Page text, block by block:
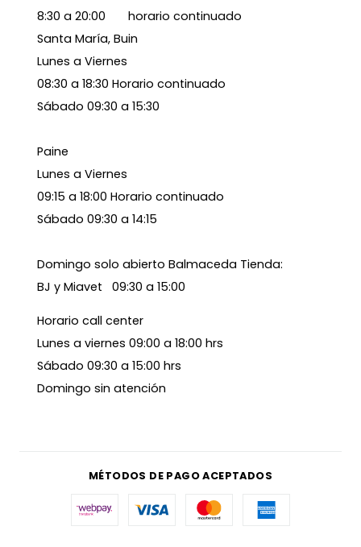
8:30 a 20:00 horario continuado
Santa María, Buin
Lunes a Viernes
08:30 a 18:30 Horario continuado
Sábado 09:30 a 15:30
Paine
Lunes a Viernes
09:15 a 18:00 Horario continuado
Sábado 09:30 a 14:15
Domingo solo abierto Balmaceda Tienda:
BJ y Miavet 09:30 a 15:00
Horario call center
Lunes a viernes 09:00 a 18:00 hrs
Sábado 09:30 a 15:00 hrs
Domingo sin atención
MÉTODOS DE PAGO ACEPTADOS